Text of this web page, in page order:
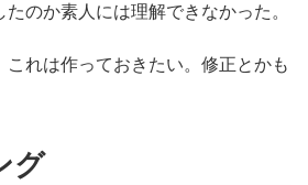
のか素人には理解できなかった。
れは作っておきたい。修正とかも
グ